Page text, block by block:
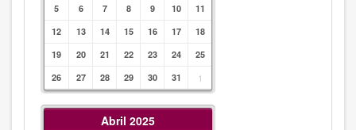
5 6 7 8 9 10
11
12
13 14 15 16 17
18
19
20 21 22 23 24
25
26
27 28 29 30 31 1
Abril 2025